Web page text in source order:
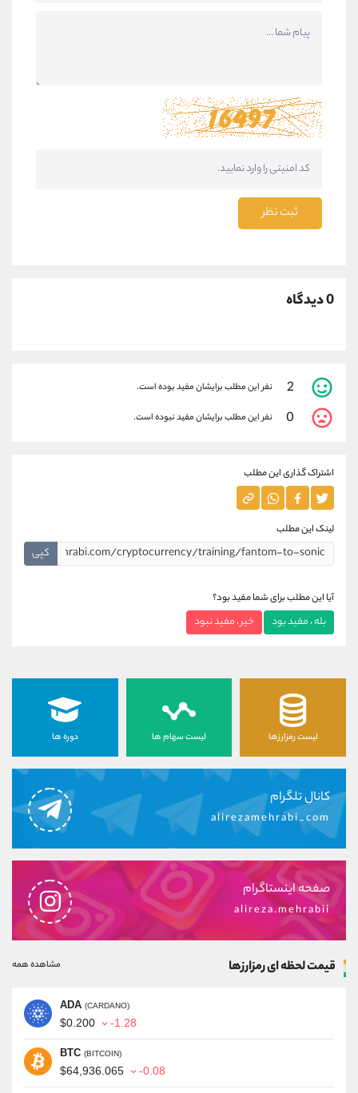
ثبت نظر
0 دیدگاه
2 نفر این مطلب برایشان مفید بوده است.
0 نفر این مطلب برایشان مفید نبوده است.
اشتراک گذاری این مطلب
لینک این مطلب
کپی
آیا این مطلب برای شما مفید بود؟
بله ، مفید بود خیر ، مفید نبود
لیست رمزارزها لیست سهام ها دوره ها
کانال تلگرام
alirezamehrabi_com
صفحه اینستاگرام
alireza.mehrabii
قیمت لحظه ای رمزارزها مشاهده همه
ADA (CARDANO)
$0.200 -1.28
BTC (BITCOIN)
$64,936.065 -0.08